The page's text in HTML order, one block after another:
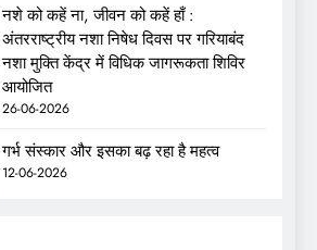
नशे को कहें ना, जीवन को कहें हाँ :
अंतरराष्ट्रीय नशा निषेध दिवस पर गरियाबंद
नशा मुक्ति केंद्र में विधिक जागरूकता शिविर
आयोजित
26-06-2026
गर्भ संस्कार और इसका बढ़ रहा है महत्व
12-06-2026